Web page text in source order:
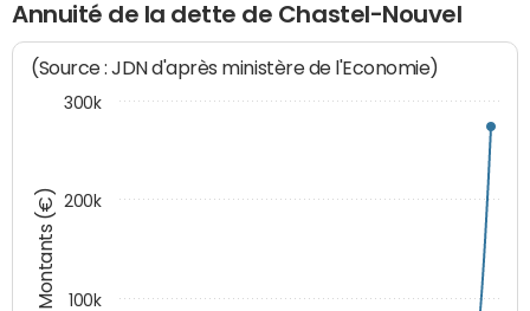
Annuité de la dette de Chastel-Nouvel
Montants (€)
(Source : JDN d'après ministère de l'Economie)
100k
200k
300k